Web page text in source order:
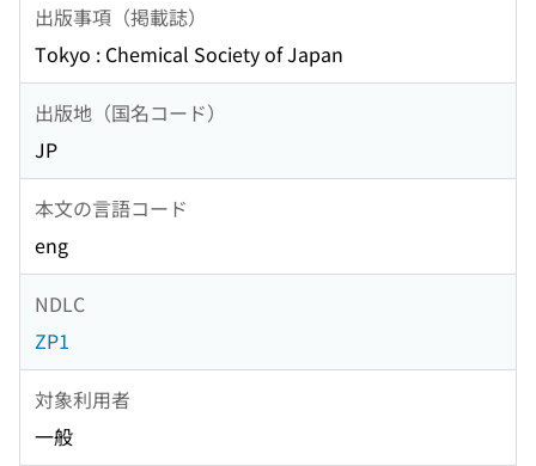
出版事項（掲載誌）
Tokyo : Chemical Society of Japan
出版地（国名コード）
JP
本文の言語コード
eng
NDLC
ZP1
対象利用者
一般